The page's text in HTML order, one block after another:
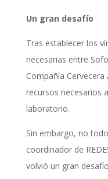
Un gran desafío
Tras establecer los
necesarias entre
Compañía
recursos necesarios
laboratorio.
Sin embargo, no
coordinador de
volvió un gran